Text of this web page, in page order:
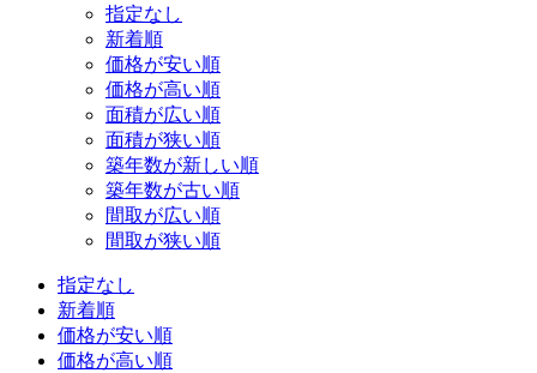
指定なし
新着順
価格が安い順
価格が高い順
面積が広い順
面積が狭い順
築年数が新しい順
築年数が古い順
間取が広い順
間取が狭い順
指定なし
新着順
価格が安い順
価格が高い順